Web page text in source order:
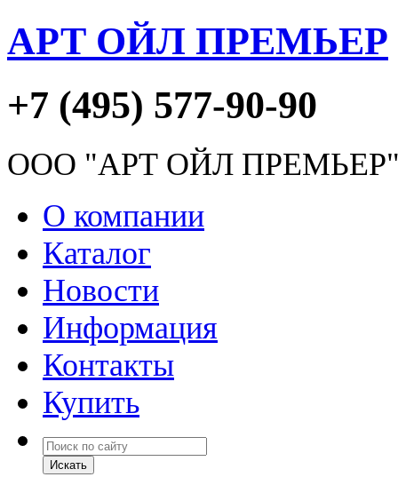
АРТ ОЙЛ ПРЕМЬЕР
+7 (495) 577-90-90
ООО "АРТ ОЙЛ
О компании
Каталог
Новости
Информация
Контакты
Купить